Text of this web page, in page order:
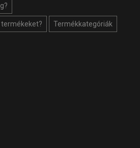
termékeket? Termékkategóriák